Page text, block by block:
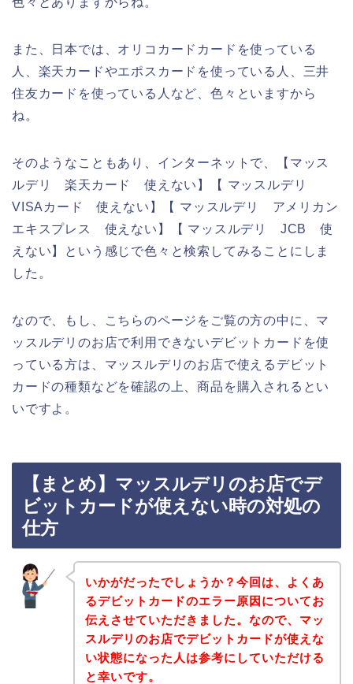
また、日本では、オリコカードカードを使っている
人、楽天カードやエポスカードを使っている人、三井
住友カードを使っている人など、色々といますから
ね。
そのようなこともあり、インターネットで、【マッス
ルデリ 楽天カード 使えない】【 マッスルデリ
VISAカード 使えない】【 マッスルデリ アメリカン
エキスプレス 使えない】【 マッスルデリ JCB 使
えない】という感じで色々と検索してみることにしま
した。
なので、もし、こちらのページをご覧の方の中に、マ
ッスルデリのお店で利用できないデビットカードを使
っている方は、マッスルデリのお店で使えるデビット
カードの種類などを確認の上、商品を購入されるとい
いですよ。
【まとめ】マッスルデリのお店でデ
ビットカードが使えない時の対処の
仕方
いかがだったでしょうか？今回は、よくあ
るデビットカードのエラー原因についてお
伝えさせていただきました。なので、マッ
スルデリのお店でデビットカードが使えな
い状態になった人は参考にしていただける
と幸いです。